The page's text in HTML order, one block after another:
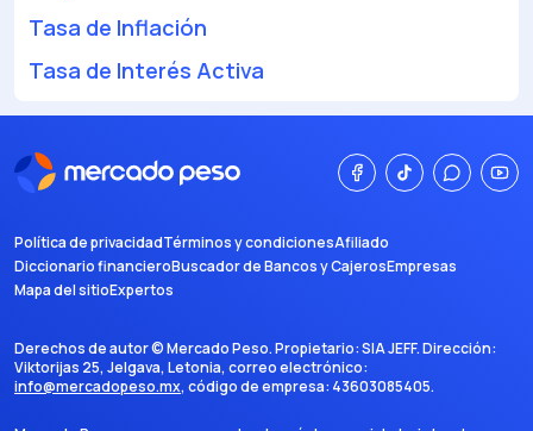
Tasa de Inflación
Tasa de Interés Activa
Política de privacidadTérminos y condicionesAfiliado
Diccionario financieroBuscador de Bancos y CajerosEmpresas
Mapa del sitioExpertos
Derechos de autor ©Mercado Peso. Propietario:SIA JEFF. Dirección:
Viktorijas 25, Jelgava, Letonia, correo electrónico:
info@mercadopeso.mx, código de empresa: 43603085405.